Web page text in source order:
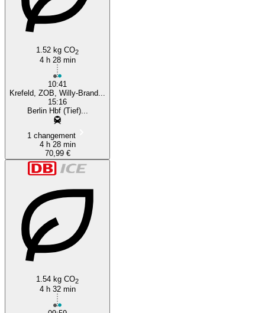
1.52 kg CO2
4 h 28 min
10:41
Krefeld, ZOB, Willy-Brand...
15:16
Berlin Hbf (Tief)...
1 changement
4 h 28 min
70,99 €
1.54 kg CO2
4 h 32 min